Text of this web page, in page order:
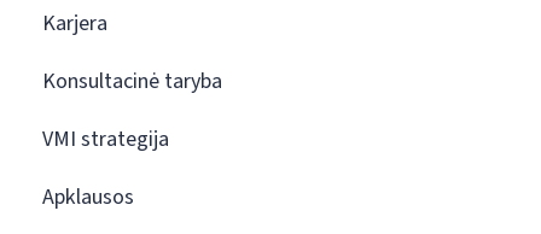
Karjera
Konsultacinė taryba
VMI strategija
Apklausos